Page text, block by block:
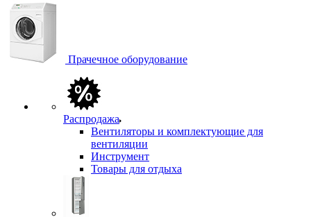
Прачечное оборудование
Распродажа
Вентиляторы и комплектующие для
вентиляции
Инструмент
Товары для отдыха